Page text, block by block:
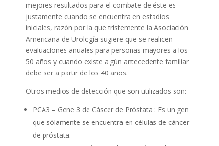
mejores resultados para el combate de éste es
justamente cuando se encuentra en estadios
iniciales, razón por la que tristemente la Asociación
Americana de Urología sugiere que se realicen
evaluaciones anuales para personas mayores a los
50 años y cuando existe algún antecedente familiar
debe ser a partir de los 40 años.
Otros medios de detección que son utilizados son:
PCA3 – Gene 3 de Cáscer de Próstata : Es un gen
que sólamente se encuentra en células de cáncer
de próstata.